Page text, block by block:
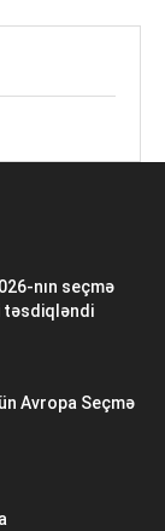
nın seçmə
təsdiqləndi
Avropa Seçmə